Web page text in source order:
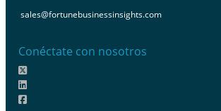
sales@fortunebusinessinsights.com
Conéctate con nosotros